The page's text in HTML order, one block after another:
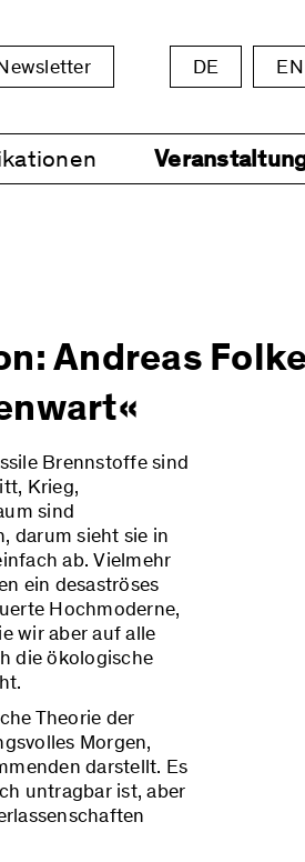
DE EN
Andreas
Brennstoffe sind
Krieg,
sind
darum sieht sie in
ab. Vielmehr
ein desaströses
Hochmoderne,
wir aber auf alle
die ökologische
Theorie der
Morgen,
darstellt. Es
untragbar ist, aber